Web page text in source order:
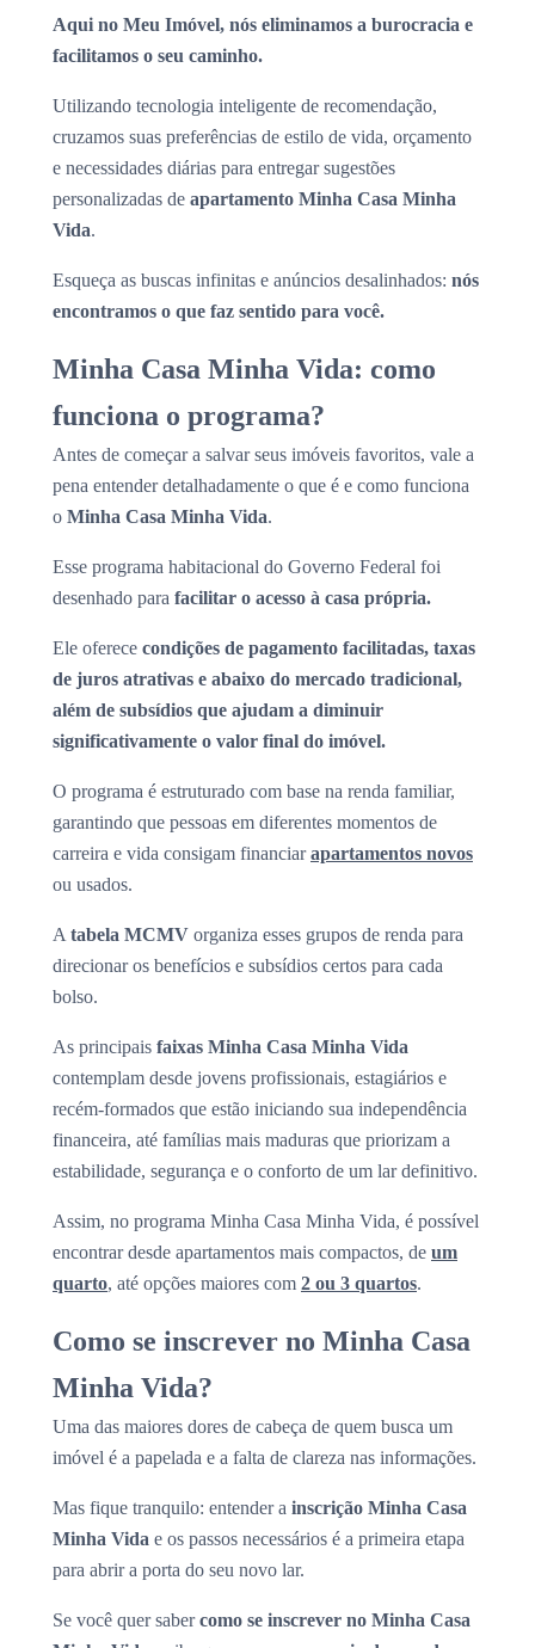
Aqui no Meu Imóvel, nós eliminamos a burocracia e
facilitamos o seu caminho.
Utilizando tecnologia inteligente de recomendação,
cruzamos suas preferências de estilo de vida, orçamento
e necessidades diárias para entregar sugestões
personalizadas de apartamento Minha Casa Minha
Vida.
Esqueça as buscas infinitas e anúncios desalinhados: nós
encontramos o que faz sentido para você.
Minha Casa Minha Vida: como
funciona o programa?
Antes de começar a salvar seus imóveis favoritos, vale a
pena entender detalhadamente o que é e como funciona
o Minha Casa Minha Vida.
Esse programa habitacional do Governo Federal foi
desenhado para facilitar o acesso à casa própria.
Ele oferece condições de pagamento facilitadas, taxas
de juros atrativas e abaixo do mercado tradicional,
além de subsídios que ajudam a diminuir
significativamente o valor final do imóvel.
O programa é estruturado com base na renda familiar,
garantindo que pessoas em diferentes momentos de
carreira e vida consigam financiarapartamentos novos
ou usados.
A tabela MCMV organiza esses grupos de renda para
direcionar os benefícios e subsídios certos para cada
bolso.
As principais faixas Minha Casa Minha Vida
contemplam desde jovens profissionais, estagiários e
recém-formados que estão iniciando sua independência
financeira, até famílias mais maduras que priorizam a
estabilidade, segurança e o conforto de um lar definitivo.
Assim, no programa Minha Casa Minha Vida, é possível
encontrar desde apartamentos mais compactos, de um
quarto, até opções maiores com 2 ou 3 quartos.
Como se inscrever no Minha Casa
Minha Vida?
Uma das maiores dores de cabeça de quem busca um
imóvel é a papelada e a falta de clareza nas informações.
Mas fique tranquilo: entender a inscrição Minha Casa
Minha Vida e os passos necessários é a primeira etapa
para abrir a porta do seu novo lar.
Se você quer sabercomo se inscrever no Minha Casa